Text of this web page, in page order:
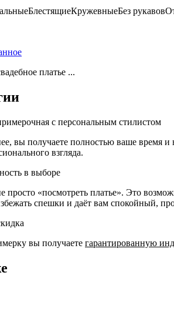
БлестящиеКружевныеБез рукавов
платье ...
с персональным стилистом
вы получаете полностью ваше
взгляда.
в выборе
«посмотреть платье». Это
спешки и даёт вам спокойный,
вы получаете гарантированную